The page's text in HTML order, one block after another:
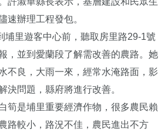
速辦理工程發包。
埔里遊客中心前，聽取房里路29-1號
，並到愛蘭段了解需改善的農路。她
不良，大雨一來，經常水淹路面，影
決問題，縣府將進行改善。
筍是埔里重要經濟作物，很多農民賴
路較小，路況不佳，農民進出不方